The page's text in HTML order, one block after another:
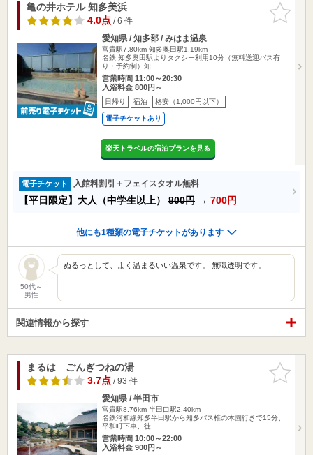
お気に入
りに追加
亀の井ホテル 知多美浜
4.0点/ 6 件
愛知県 / 知多郡 / みはま温泉
富貴駅7.80km 知多奥田駅1.19km
名鉄 知多奥田駅よりタクシー利用10分（無料送迎バス有
り・予約制）知…
営業時間 11:00～20:30
入浴料金 800円～
日帰り 宿泊 格安（1,000円以下）
電子チケットあり
楽天トラベルの宿泊プランを見る
電子チケット 入館料割引＋フェイスタオル無料
【平日限定】大人（中学生以上） 800円 → 700円
他にも1種類の電子チケットがあります
50代～
男性
ぬるっとして、よく温まるいい温泉です。 無職透明です。
関連情報から探す
お気に入
りに追加
まるは ごんぎつねの湯
3.7点/ 93 件
愛知県 / 半田市
富貴駅8.76km 半田口駅2.40km
名鉄河和線知多半田駅から知多バス椎の木園行きで15分、
平和町下車、徒…
営業時間 10:00～22:00
入浴料金 900円～